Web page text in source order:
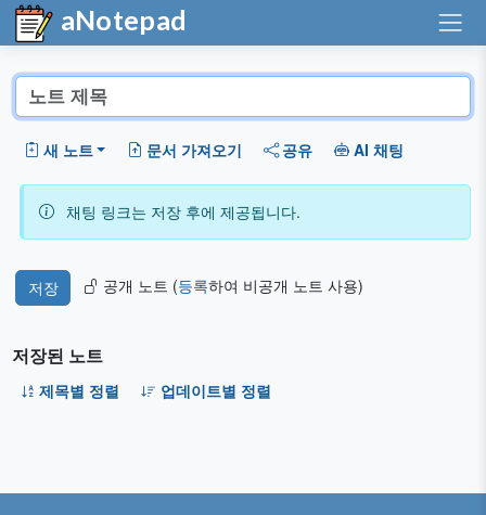
aNotepad
새 노트 문서 가져오기 공유 AI 채팅
채팅 링크는 저장 후에 제공됩니다.
공개 노트 (등록하여 비공개 노트 사용)
저장된 노트
제목별 정렬 업데이트별 정렬